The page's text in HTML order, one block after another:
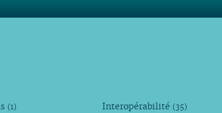
(1) Interopérabilité (35)